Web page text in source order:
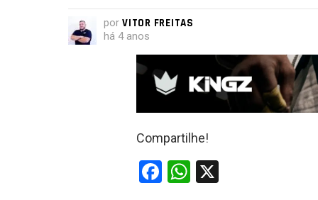
por VITOR FREITAS
há 4 anos
Compartilhe!
F
W